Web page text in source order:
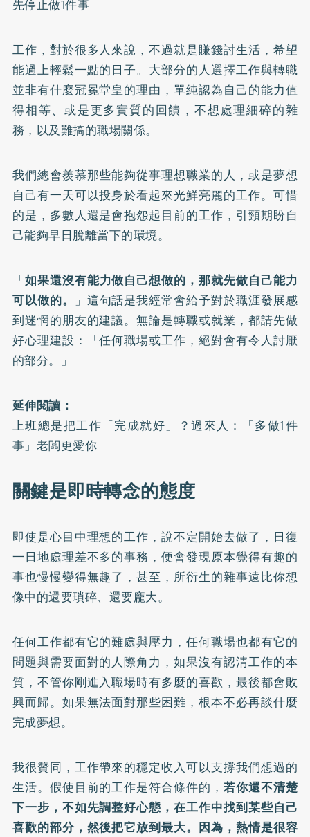
先停止做1件事
工作，對於很多人來說，不過就是賺錢討生活，希望
能過上輕鬆一點的日子。大部分的人選擇工作與轉職
並非有什麼冠冕堂皇的理由，單純認為自己的能力值
得相等、或是更多實質的回饋，不想處理細碎的雜
務，以及難搞的職場關係。
我們總會羨慕那些能夠從事理想職業的人，或是夢想
自己有一天可以投身於看起來光鮮亮麗的工作。可惜
的是，多數人還是會抱怨起目前的工作，引頸期盼自
己能夠早日脫離當下的環境。
「如果還沒有能力做自己想做的，那就先做自己能力
可以做的。
」這句話是我經常會給予對於職涯發展感
到迷惘的朋友的建議。無論是轉職或就業，都請先做
好心理建設：「任何職場或工作，絕對會有令人討厭
的部分。」
延伸閱讀：
上班總是把工作「完成就好」？過來人：「多做1件
事」老闆更愛你
關鍵是即時轉念的態度
即使是心目中理想的工作，說不定開始去做了，日復
一日地處理差不多的事務，便會發現原本覺得有趣的
事也慢慢變得無趣了，甚至，所衍生的雜事遠比你想
像中的還要瑣碎、還要龐大。
任何工作都有它的難處與壓力，任何職場也都有它的
問題與需要面對的人際角力，如果沒有認清工作的本
質，不管你剛進入職場時有多麼的喜歡，最後都會敗
興而歸。如果無法面對那些困難，根本不必再談什麼
完成夢想。
我很贊同，工作帶來的穩定收入可以支撐我們想過的
生活。假使目前的工作是符合條件的， 若你還不清楚
下一步，不如先調整好心態，在工作中找到某些自己
喜歡的部分，然後把它放到最大。因為，熱情是很容